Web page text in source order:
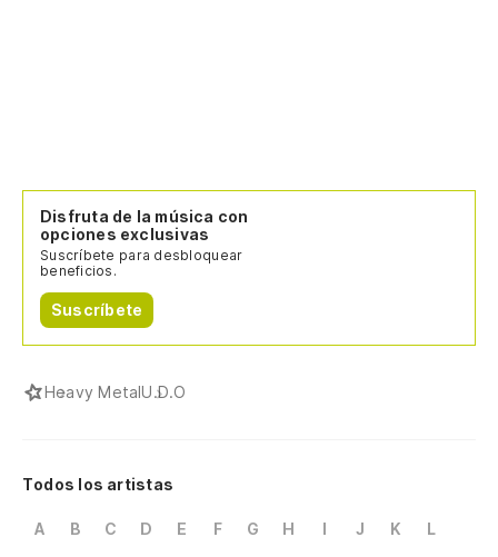
Disfruta de la música con
opciones exclusivas
Suscríbete para desbloquear
beneficios.
Suscríbete
Heavy MetalU.D.O
Todos los artistas
A B C D E F G H I J K
L